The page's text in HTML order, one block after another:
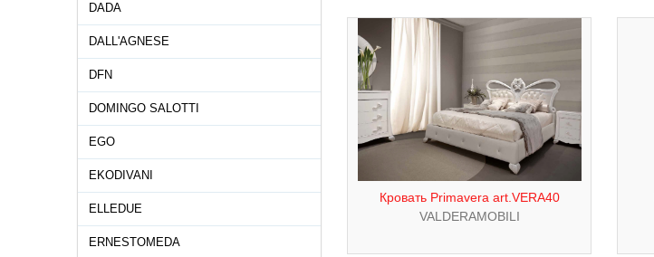
DADA
DALL'AGNESE
DFN
DOMINGO SALOTTI
EGO
EKODIVANI
ELLEDUE
ERNESTOMEDA
Кровать Primavera art.VERA40
VALDERAMOBILI